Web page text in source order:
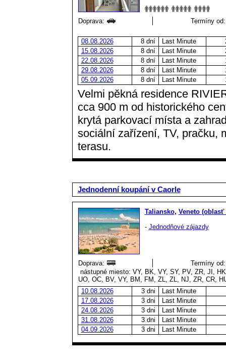
Doprava: Termíny
08.08.2026 8 dní Last Minute
15.08.2026
8 dní Last Minute
22.08.2026
8 dní Last Minute
29.08.2026
8 dní Last Minute
05.09.2026
8 dní Last Minute
Velmi pěkná residence
cca 900 m od historického
krytá parkovací místa a
sociální zařízení, TV, pračku,
terasu.
Jednodenní koupání v Caorle
Taliansko, Veneto (oblasť
- Jednodňové zájazdy
Doprava:
Termíny
nástupné miesto: VY, BK, VY, SY, PV, ZR, JI,
UO, OC, BV, VY, BM, FM, ZL, ZL, NJ, ZR, CR,
10.08.2026
3 dni
Last Minute
17.08.2026
3 dni
Last Minute
24.08.2026
3 dni
Last Minute
31.08.2026
3 dni
Last Minute
04.09.2026
3 dni Last Minute